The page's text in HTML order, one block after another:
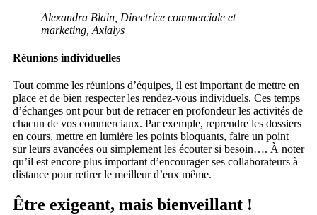
Alexandra Blain, Directrice commerciale et
marketing, Axialys
Réunions individuelles
Tout comme les réunions d’équipes, il est important de mettre en
place et de bien respecter les rendez-vous individuels. Ces temps
d’échanges ont pour but de retracer en profondeur les activités de
chacun de vos commerciaux. Par exemple, reprendre les dossiers
en cours, mettre en lumière les points bloquants, faire un point
sur leurs avancées ou simplement les écouter si besoin…. À noter
qu’il est encore plus important d’encourager ses collaborateurs à
distance pour retirer le meilleur d’eux même.
Être exigeant, mais bienveillant !